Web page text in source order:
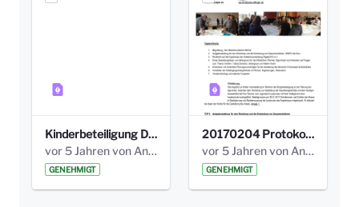
Kinderbeteiligung Dez. 17 _Abstimmung Klettergerüst.pdf
vor 5 Jahren von Anni Schlumberger
GENEHMIGT
20170204 Protokoll Workshop 2 Promenade Schloßstraße (1).pdf
vor 5 Jahren von Anni Schlumberger
GENEHMIGT